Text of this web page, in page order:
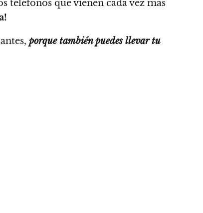
teléfonos que vienen cada vez más
porque también puedes llevar tu